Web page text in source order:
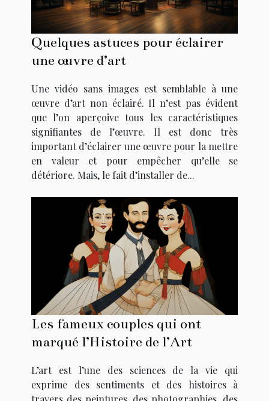
Quelques astuces pour éclairer
une œuvre d’art
Une vidéo sans images est semblable à une
œuvre d’art non éclairé. Il n’est pas évident
que l’on aperçoive tous les caractéristiques
signifiantes de l’œuvre. Il est donc très
important d’éclairer une œuvre pour la mettre
en valeur et pour empêcher qu’elle se
détériore. Mais, le fait d’installer de...
Les fameux couples qui ont
marqué l’Histoire de l’Art
L’art est l’une des sciences de la vie qui
exprime des sentiments et des histoires à